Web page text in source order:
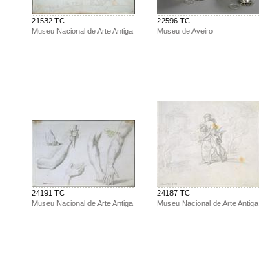
21532 TC
Museu Nacional de Arte Antiga
22596 TC
Museu de Aveiro
24191 TC
Museu Nacional de Arte Antiga
24187 TC
Museu Nacional de Arte Antiga